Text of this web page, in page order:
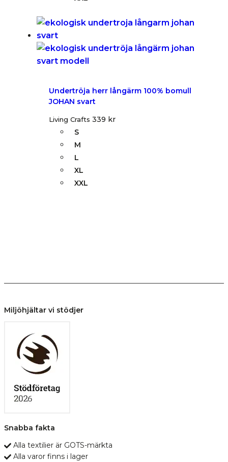
Undertröja herr långärm 100% bomull
JOHAN svart
Living Crafts 339 kr
S
M
L
XL
XXL
Miljöhjältar vi stödjer
Snabba fakta
Alla textilier är GOTS-märkta
Alla varor finns i lager